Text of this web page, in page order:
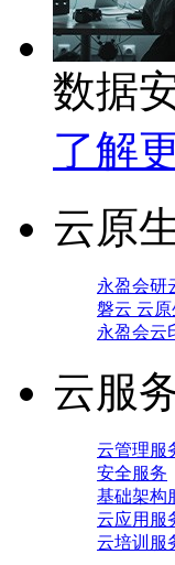
数据
了解
云原
永盈会研
磐云 云原
永盈会云
云服
云管理服
安全服务
基础架构
云应用服
云培训服